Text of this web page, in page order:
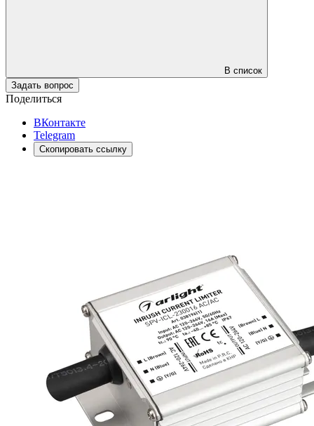
В список
Задать вопрос
Поделиться
ВКонтакте
Telegram
Скопировать ссылку